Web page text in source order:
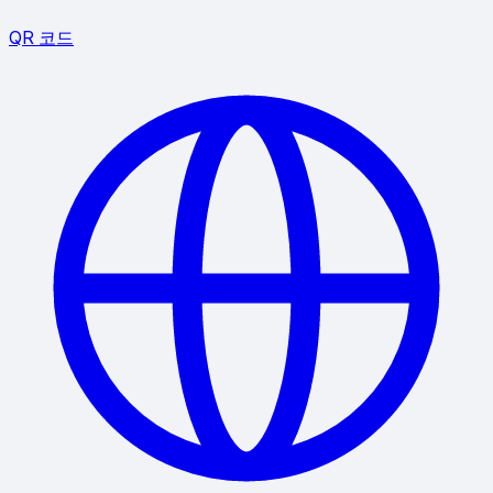
QR 코드